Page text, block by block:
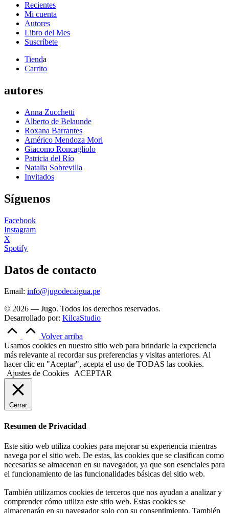
Recientes
Mi cuenta
Autores
Libro del Mes
Suscríbete
Tienda
Carrito
autores
Anna Zucchetti
Alberto de Belaunde
Roxana Barrantes
Américo Mendoza Mori
Giacomo Roncagliolo
Patricia del Río
Natalia Sobrevilla
Invitados
Síguenos
Facebook
Instagram
X
Spotify
Datos de contacto
Email: info@jugodecaigua.pe
© 2026 — Jugo. Todos los derechos reservados.
Desarrollado por: KilcaStudio
Volver arriba
Usamos cookies en nuestro sitio web para brindarle la experiencia
más relevante al recordar sus preferencias y visitas anteriores. Al
hacer clic en "Aceptar", acepta el uso de TODAS las cookies.
Ajustes de Cookies ACEPTAR
Cerrar
Resumen de Privacidad
Este sitio web utiliza cookies para mejorar su experiencia mientras
navega por el sitio web. De estas, las cookies que se clasifican como
necesarias se almacenan en su navegador, ya que son esenciales para
el funcionamiento de las funcionalidades básicas del sitio web.
También utilizamos cookies de terceros que nos ayudan a analizar y
comprender cómo utiliza este sitio web. Estas cookies se
almacenarán en su navegador solo con su consentimiento. También